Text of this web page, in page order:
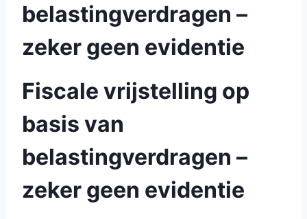
belastingverdragen –
zeker geen evidentie
Fiscale vrijstelling op
basis van
belastingverdragen –
zeker geen evidentie